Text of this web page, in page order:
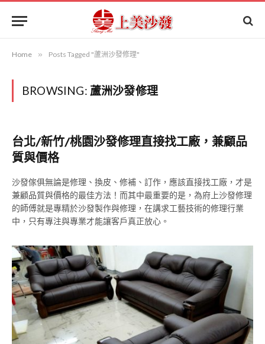
Home » Posts Tagged "蘆洲沙發修理"
BROWSING: 蘆洲沙發修理
台北/新竹/桃園沙發修理直接找工廠，兼顧品
質與價格
沙發傢俱無論是修理、換皮、修補、訂作，應該直接找工廠，才是
兼顧品質與價格的最佳方法！而其中最重要的是，為府上沙發修理
的師傅就是專精於沙發製作與修理，在講求工藝技術的修理行業
中，只有專注與專業才能讓客戶真正放心。